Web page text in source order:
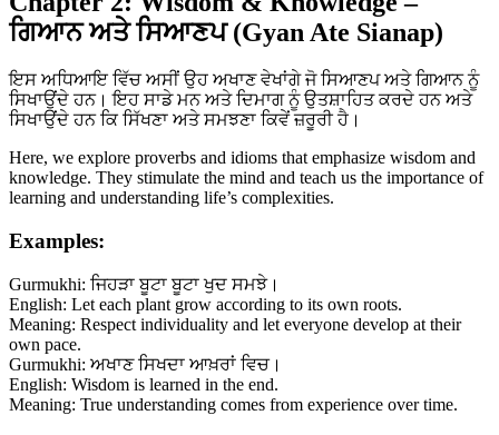
ਗਿਆਨ ਅਤੇ ਸਿਆਣਪ (Gyan Ate Sianap)
ਇਸ ਅਧਿਆਇ ਵਿੱਚ ਅਸੀਂ ਉਹ ਅਖਾਣ ਵੇਖਾਂਗੇ ਜੋ ਸਿਆਣਪ ਅਤੇ ਗਿਆਨ ਨੂੰ
ਸਿਖਾਉਂਦੇ ਹਨ। ਇਹ ਸਾਡੇ ਮਨ ਅਤੇ ਦਿਮਾਗ ਨੂੰ ਉਤਸ਼ਾਹਿਤ ਕਰਦੇ ਹਨ ਅਤੇ
ਸਿਖਾਉਂਦੇ ਹਨ ਕਿ ਸਿੱਖਣਾ ਅਤੇ ਸਮਝਣਾ ਕਿਵੇਂ ਜ਼ਰੂਰੀ ਹੈ।
Here, we explore proverbs and idioms that emphasize wisdom and
knowledge. They stimulate the mind and teach us the importance of
learning and understanding life’s complexities.
Examples:
Gurmukhi: ਜਿਹੜਾ ਬੂਟਾ ਬੂਟਾ ਖੁਦ ਸਮਝੇ।
English: Let each plant grow according to its own roots.
Meaning: Respect individuality and let everyone develop at their
own pace.
Gurmukhi: ਅਖਾਣ ਸਿਖਦਾ ਆਖ਼ਰਾਂ ਵਿਚ।
English: Wisdom is learned in the end.
Meaning: True understanding comes from experience over time.